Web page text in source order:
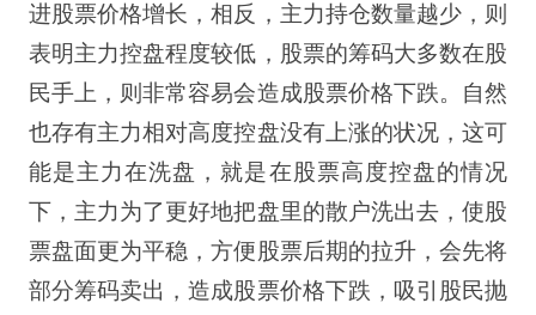
进股票价格增长，相反，主力持仓数量越少，则
表明主力控盘程度较低，股票的筹码大多数在股
民手上，则非常容易会造成股票价格下跌。自然
也存有主力相对高度控盘没有上涨的状况，这可
能是主力在洗盘，就是在股票高度控盘的情况
下，主力为了更好地把盘里的散户洗出去，使股
票盘面更为平稳，方便股票后期的拉升，会先将
部分筹码卖出，造成股票价格下跌，吸引股民抛